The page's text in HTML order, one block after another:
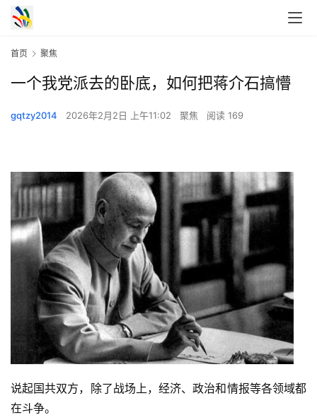
首页 聚焦
一个我党派去的卧底，如何把蒋介石搞懵
gqtzy2014 2026年2月2日 上午11:02 聚焦 阅读 169
说起国共双方，除了战场上，经济、政治和情报等各领域都
在斗争。